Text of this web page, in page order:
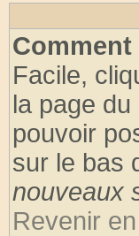
Facile,
la page
pouvoir
sur le bas
nouveaux
Revenir